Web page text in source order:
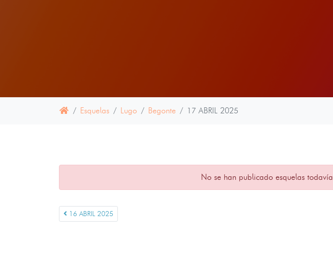
Esquelas Lugo Begonte 17 ABRIL 2025
No se han publicado esquelas todavía
16 ABRIL 2025